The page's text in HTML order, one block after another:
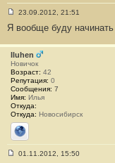
о
б
щ
е
е
#
2
2
23.09.2012, 21:51
Я вообще буду
Iluhen
Новичок
Возраст: 42
Репутация: 0
Сообщения: 7
Имя: Илья
Откуда:
Откуда: Новосибирск
Сайт
01.11.2012, 15:50